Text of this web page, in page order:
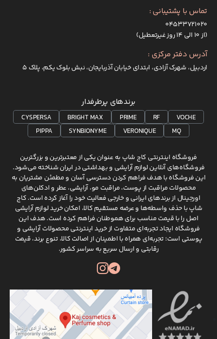
تماس با پشتیبانی :
۰۴۵۳۳۷۲۱۰۲۰
(از ۱۰ الی ۱۴ روز غیرتعطیل)
آدرس دفتر مرکزی :
اردبیل، شهرک آزادی، ابتدای خیابان آذربایجان، نبش بلوک یکم، پلاک 5
برندهای پرطرفدار
VOCHE
RF
PRIME
BRIGHT MAX
CYSPERSA
MQ
VERONIQUE
SYNBIONYME
PIPPA
فروشگاه اینترنتی کاج شاپ به عنوان یکی از معتبرترین و بزرگترین
فروشگاه‌های آنلاین لوازم آرایشی و بهداشتی در ایران شناخته می‌شود.
این فروشگاه با هدف فراهم کردن دسترسی آسان و مطمئن مشتریان به
محصولات مراقبت از پوست، مراقبت مو، آرایشی، عطر و ادکلن‌های
اورجینال از برندهای ایرانی و خارجی فعالیت خود را آغاز کرده است. کاج
شاپ با حذف واسطه‌ها و عرضه مستقیم کالا، امکان خرید لوازم آرایشی
اصل را با قیمت مناسب برای هموطنان فراهم کرده است. هدف این
فروشگاه ایجاد تجربه‌ای متفاوت از خرید اینترنتی محصولات آرایشی و
پوستی است؛ تجربه‌ای همراه با اطمینان از اصالت کالا، تنوع برند، قیمت
رقابتی و ارسال سریع به سراسر کشور.